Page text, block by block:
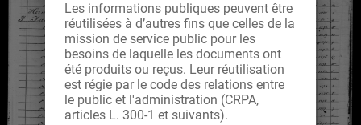
Les informations publiques peuvent être
réutilisées à d’autres fins que celles de la
mission de service public pour les
besoins de laquelle les documents ont
été produits ou reçus. Leur réutilisation
est régie par le code des relations entre
le public et l'administration (CRPA,
articles L. 300-1 et suivants).